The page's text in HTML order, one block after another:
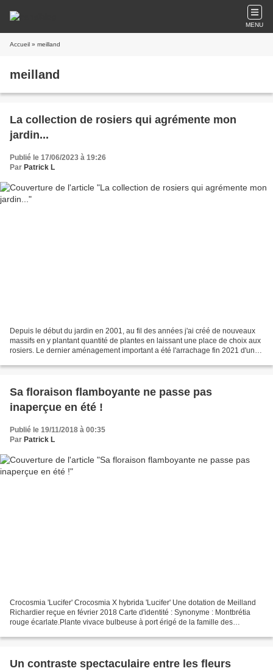
MENU
Accueil » meilland
meilland
La collection de rosiers qui agrémente mon
jardin...
Publié le 17/06/2023 à 19:26
Par Patrick L
Depuis le début du jardin en 2001, au fil des années j'ai créé de nouveaux
massifs en y plantant quantité de plantes en laissant une place de choix aux
rosiers. Le dernier aménagement important a été l'arrachage fin 2021 d'une
Sa floraison flamboyante ne passe pas
inaperçue en été !
Publié le 19/11/2018 à 00:35
Par Patrick L
Crocosmia 'Lucifer' Crocosmia X hybrida 'Lucifer' Une dotation de Meilland
Richardier reçue en février 2018 Carte d'identité : Synonyme : Montbrétia
rouge écarlate.Plante vivace bulbeuse à port érigé de la famille des
Un contraste spectaculaire entre les fleurs